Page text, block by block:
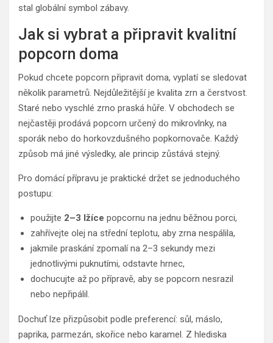
stal globální symbol zábavy.
Jak si vybrat a připravit kvalitní
popcorn doma
Pokud chcete popcorn připravit doma, vyplatí se sledovat
několik parametrů. Nejdůležitější je kvalita zrn a čerstvost.
Staré nebo vyschlé zrno praská hůře. V obchodech se
nejčastěji prodává popcorn určený do mikrovlnky, na
sporák nebo do horkovzdušného popkornovače. Každý
způsob má jiné výsledky, ale princip zůstává stejný.
Pro domácí přípravu je praktické držet se jednoduchého
postupu:
použijte 2–3 lžíce popcornu na jednu běžnou porci,
zahřívejte olej na střední teplotu, aby zrna nespálila,
jakmile praskání zpomalí na 2–3 sekundy mezi
jednotlivými puknutími, odstavte hrnec,
dochucujte až po přípravě, aby se popcorn nesrazil
nebo nepřipálil.
Dochuť lze přizpůsobit podle preferencí: sůl, máslo,
paprika, parmezán, skořice nebo karamel. Z hlediska